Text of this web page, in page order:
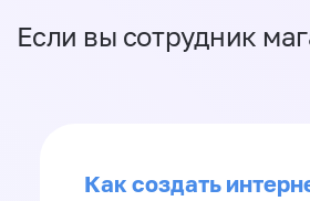
Если вы сотрудник
Как создать